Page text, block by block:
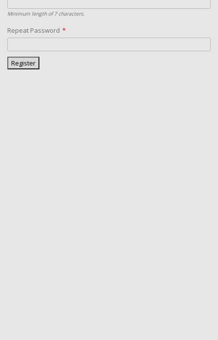
Minimum length of 7 characters.
Repeat Password *